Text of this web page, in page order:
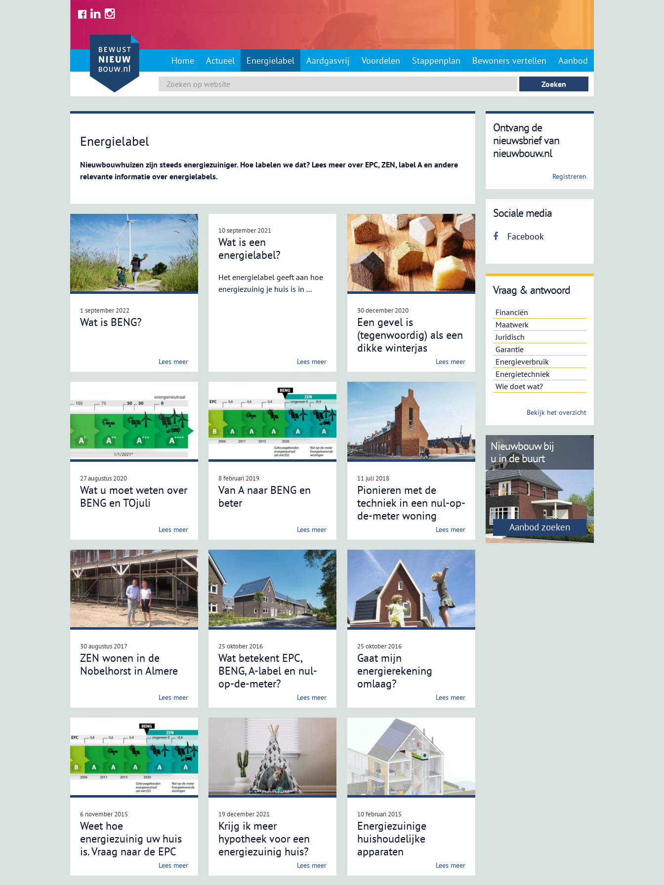
Home Actueel Energielabel Aardgasvrij Voordelen Stappenplan Bewoners vertellen Aanbod
Energielabel
Nieuwbouwhuizen zijn steeds energiezuiniger. Hoe labelen we dat? Lees meer over EPC, ZEN, label A en andere
relevante informatie over energielabels.
1 september 2022
Wat is BENG?
Lees meer
10 september 2021
Wat is een
energielabel?
Het energielabel geeft aan hoe
energiezuinig je huis is in ...
Lees meer
30 december 2020
Een gevel is
(tegenwoordig) als een
dikke winterjas
Lees meer
27 augustus 2020
Wat u moet weten over
BENG en TOjuli
Lees meer
8 februari 2019
Van A naar BENG en
beter
Lees meer
11 juli 2018
Pionieren met de
techniek in een nul-op-
de-meter woning
Lees meer
30 augustus 2017
ZEN wonen in de
Nobelhorst in Almere
Lees meer
25 oktober 2016
Wat betekent EPC,
BENG, A-label en nul-
op-de-meter?
Lees meer
25 oktober 2016
Gaat mijn
energierekening
omlaag?
Lees meer
6 november 2015
Weet hoe
energiezuinig uw huis
is. Vraag naar de EPC
Lees meer
19 december 2021
Krijg ik meer
hypotheek voor een
energiezuinig huis?
Lees meer
10 februari 2015
Energiezuinige
huishoudelijke
apparaten
Lees meer
Ontvang de
nieuwsbrief van
nieuwbouw.nl
Registreren
Sociale media
Facebook
Vraag & antwoord
Financiën
Maatwerk
Juridisch
Garantie
Energieverbruik
Energietechniek
Wie doet wat?
Bekijk het overzicht
Nieuwbouw bij
u in de buurt
Aanbod zoeken